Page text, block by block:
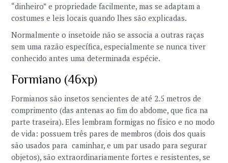
“dinheiro” e propriedade facilmente, mas se adaptam a
costumes e leis locais quando lhes são explicadas.
Normalmente o insetoide não se associa a outras raças
sem uma razão específica, especialmente se nunca tiver
conhecido antes uma determinada espécie.
Formiano (46xp)
Formianos são insetos sencientes de até 2.5 metros de
comprimento (das antenas ao fim do abdome, que fica na
parte traseira). Eles lembram formigas no físico e no modo
de vida: possuem três pares de membros (dois dos quais
são usados para caminhar, e um par usado para segurar
objetos), são extraordinariamente fortes e resistentes, se